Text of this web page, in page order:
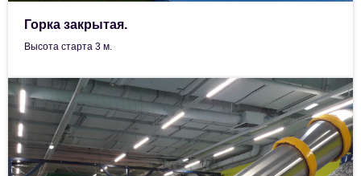
Горка закрытая.
Высота старта 3 м.